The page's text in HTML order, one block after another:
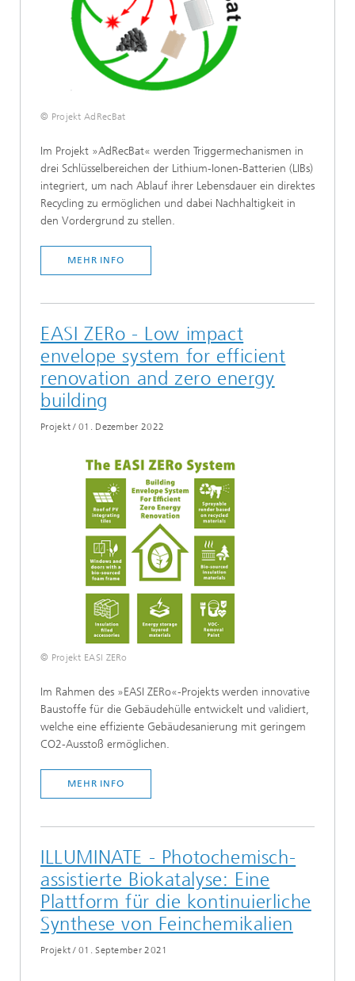
© Projekt AdRecBat
Im Projekt »AdRecBat« werden Triggermechanismen in
drei Schlüsselbereichen der Lithium-Ionen-Batterien (LIBs)
integriert, um nach Ablauf ihrer Lebensdauer ein direktes
Recycling zu ermöglichen und dabei Nachhaltigkeit in
den Vordergrund zu stellen.
MEHR INFO
EASI ZERo - Low impact
envelope system for efficient
renovation and zero energy
building
Projekt/01. Dezember 2022
© Projekt EASI ZERo
Im Rahmen des »EASI ZERo«-Projekts werden innovative
Baustoffe für die Gebäudehülle entwickelt und validiert,
welche eine effiziente Gebäudesanierung mit geringem
CO2-Ausstoß ermöglichen.
MEHR INFO
ILLUMINATE - Photochemisch-
assistierte Biokatalyse: Eine
Plattform für die kontinuierliche
Synthese von Feinchemikalien
Projekt/01. September 2021